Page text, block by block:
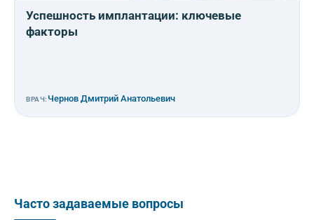
Успешность имплантации: ключевые
факторы
ВРАЧ: Чернов Дмитрий Анатольевич
Часто задаваемые вопросы